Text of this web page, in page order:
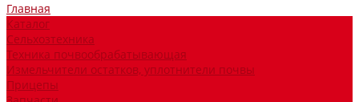
Главная
Каталог
Сельхозтехника
Техника почвообрабатывающая
Измельчители остатков, уплотнители почвы
Прицепы